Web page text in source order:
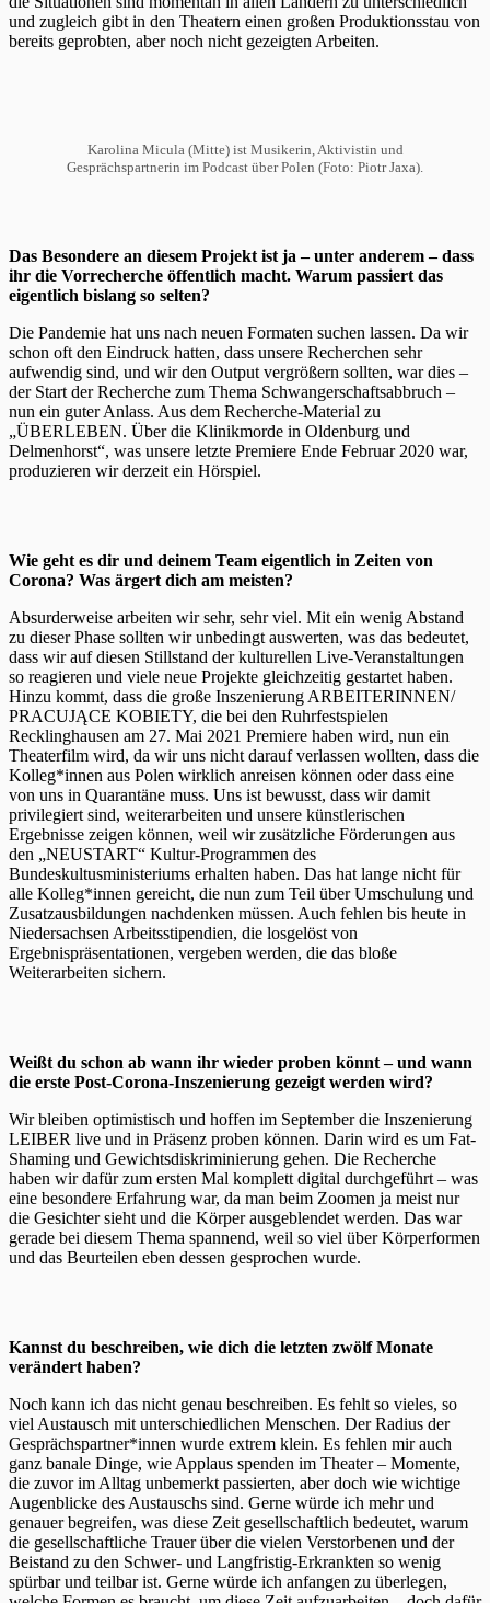
und zugleich gibt in den Theatern einen großen Produktionsstau von
bereits geprobten, aber noch nicht gezeigten Arbeiten.
Karolina Micula (Mitte) ist Musikerin, Aktivistin und
Gesprächspartnerin im Podcast über Polen (Foto: Piotr Jaxa).
Das Besondere an diesem Projekt ist ja – unter anderem – dass
ihr die Vorrecherche öffentlich macht. Warum passiert das
eigentlich bislang so selten?
Die Pandemie hat uns nach neuen Formaten suchen lassen. Da wir
schon oft den Eindruck hatten, dass unsere Recherchen sehr
aufwendig sind, und wir den Output vergrößern sollten, war dies –
der Start der Recherche zum Thema Schwangerschaftsabbruch –
nun ein guter Anlass. Aus dem Recherche-Material zu
„ÜBERLEBEN. Über die Klinikmorde in Oldenburg und
Delmenhorst“, was unsere letzte Premiere Ende Februar 2020 war,
produzieren wir derzeit ein Hörspiel.
Wie geht es dir und deinem Team eigentlich in Zeiten von
Corona? Was ärgert dich am meisten?
Absurderweise arbeiten wir sehr, sehr viel. Mit ein wenig Abstand
zu dieser Phase sollten wir unbedingt auswerten, was das bedeutet,
dass wir auf diesen Stillstand der kulturellen Live-Veranstaltungen
so reagieren und viele neue Projekte gleichzeitig gestartet haben.
Hinzu kommt, dass die große Inszenierung ARBEITERINNEN/
PRACUJĄCE KOBIETY, die bei den Ruhrfestspielen
Recklinghausen am 27. Mai 2021 Premiere haben wird, nun ein
Theaterfilm wird, da wir uns nicht darauf verlassen wollten, dass die
Kolleg*innen aus Polen wirklich anreisen können oder dass eine
von uns in Quarantäne muss. Uns ist bewusst, dass wir damit
privilegiert sind, weiterarbeiten und unsere künstlerischen
Ergebnisse zeigen können, weil wir zusätzliche Förderungen aus
den „NEUSTART“ Kultur-Programmen des
Bundeskultusministeriums erhalten haben. Das hat lange nicht für
alle Kolleg*innen gereicht, die nun zum Teil über Umschulung und
Zusatzausbildungen nachdenken müssen. Auch fehlen bis heute in
Niedersachsen Arbeitsstipendien, die losgelöst von
Ergebnispräsentationen, vergeben werden, die das bloße
Weiterarbeiten sichern.
Weißt du schon ab wann ihr wieder proben könnt – und wann
die erste Post-Corona-Inszenierung gezeigt werden wird?
Wir bleiben optimistisch und hoffen im September die Inszenierung
LEIBER live und in Präsenz proben können. Darin wird es um Fat-
Shaming und Gewichtsdiskriminierung gehen. Die Recherche
haben wir dafür zum ersten Mal komplett digital durchgeführt – was
eine besondere Erfahrung war, da man beim Zoomen ja meist nur
die Gesichter sieht und die Körper ausgeblendet werden. Das war
gerade bei diesem Thema spannend, weil so viel über Körperformen
und das Beurteilen eben dessen gesprochen wurde.
Kannst du beschreiben, wie dich die letzten zwölf Monate
verändert haben?
Noch kann ich das nicht genau beschreiben. Es fehlt so vieles, so
viel Austausch mit unterschiedlichen Menschen. Der Radius der
Gesprächspartner*innen wurde extrem klein. Es fehlen mir auch
ganz banale Dinge, wie Applaus spenden im Theater – Momente,
die zuvor im Alltag unbemerkt passierten, aber doch wie wichtige
Augenblicke des Austauschs sind. Gerne würde ich mehr und
genauer begreifen, was diese Zeit gesellschaftlich bedeutet, warum
die gesellschaftliche Trauer über die vielen Verstorbenen und der
Beistand zu den Schwer- und Langfristig-Erkrankten so wenig
spürbar und teilbar ist. Gerne würde ich anfangen zu überlegen,